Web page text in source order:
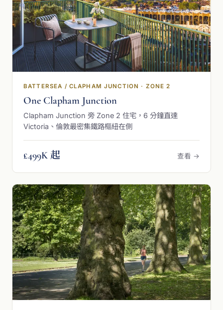
BATTERSEA / CLAPHAM JUNCTION · ZONE 2
One Clapham Junction
Clapham Junction 旁 Zone 2 住宅，6 分鐘直達
Victoria、倫敦最密集鐵路樞紐在側
£499K 起 查看 →